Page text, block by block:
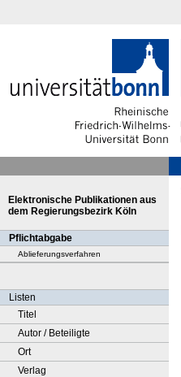
Elektronische Publikationen aus
dem Regierungsbezirk Köln
Pflichtabgabe
Ablieferungsverfahren
Listen
Titel
Autor / Beteiligte
Ort
Verlag